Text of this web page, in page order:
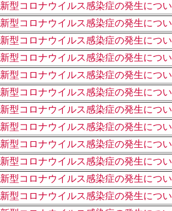
新型コロナウイルス感染症の発生につ
新型コロナウイルス感染症の発生につ
新型コロナウイルス感染症の発生につ
新型コロナウイルス感染症の発生につ
新型コロナウイルス感染症の発生につ
新型コロナウイルス感染症の発生につ
新型コロナウイルス感染症の発生につ
新型コロナウイルス感染症の発生につ
新型コロナウイルス感染症の発生につ
新型コロナウイルス感染症の発生につ
新型コロナウイルス感染症の発生につ
新型コロナウイルス感染症の発生につ